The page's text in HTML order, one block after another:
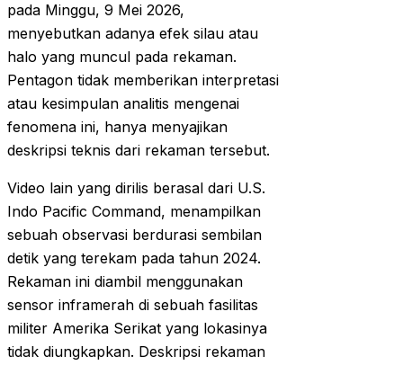
pada Minggu, 9 Mei 2026,
menyebutkan adanya efek silau atau
halo yang muncul pada rekaman.
Pentagon tidak memberikan interpretasi
atau kesimpulan analitis mengenai
fenomena ini, hanya menyajikan
deskripsi teknis dari rekaman tersebut.
Video lain yang dirilis berasal dari U.S.
Indo Pacific Command, menampilkan
sebuah observasi berdurasi sembilan
detik yang terekam pada tahun 2024.
Rekaman ini diambil menggunakan
sensor inframerah di sebuah fasilitas
militer Amerika Serikat yang lokasinya
tidak diungkapkan. Deskripsi rekaman